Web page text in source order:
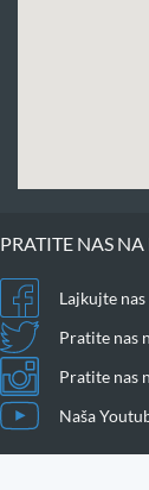
PRATITE NAS
Lajkujte
Pratite nas
Pratite nas
Naša